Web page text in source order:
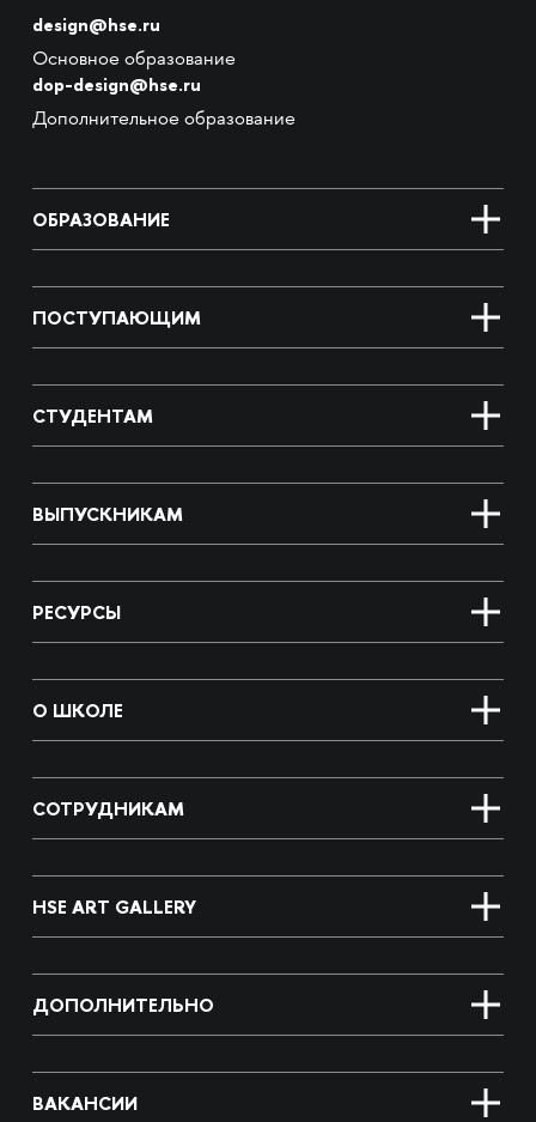
design@hse.ru
Основное образование
dop-design@hse.ru
Дополнительное образование
ОБРАЗОВАНИЕ
ПОСТУПАЮЩИМ
СТУДЕНТАМ
ВЫПУСКНИКАМ
РЕСУРСЫ
О ШКОЛЕ
СОТРУДНИКАМ
HSE ART GALLERY
ДОПОЛНИТЕЛЬНО
ВАКАНСИИ